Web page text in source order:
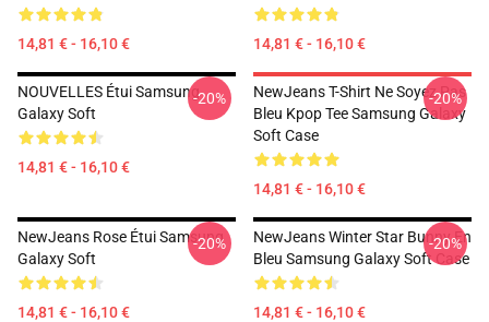
14,81 € - 16,10 € 14,81 € - 16,10 €
NOUVELLES Étui Samsung
Galaxy Soft
14,81 € - 16,10 €
-20%
NewJeans T-Shirt Ne Soyez Pas
Bleu Kpop Tee Samsung Galaxy
Soft Case
14,81 € - 16,10 €
-20%
NewJeans Rose Étui Samsung
Galaxy Soft
14,81 € - 16,10 €
-20%
NewJeans Winter Star Bunny En
Bleu Samsung Galaxy Soft Case
14,81 € - 16,10 €
-20%